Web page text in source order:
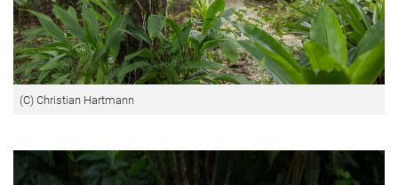
(C) Christian Hartmann